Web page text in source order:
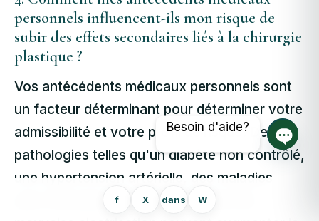
f X dans W
personnels influencent-ils mon risque de
subir des effets secondaires liés à la chirurgie
plastique ?
Vos antécédents médicaux personnels sont
un facteur déterminant pour déterminer votre
admissibilité et votre profil de risque. Des
pathologies telles qu'un diabète non contrôlé,
une hypertension artérielle, des maladies
auto-immunes ou des antécédents de
Besoin d'aide?
Ouvrir